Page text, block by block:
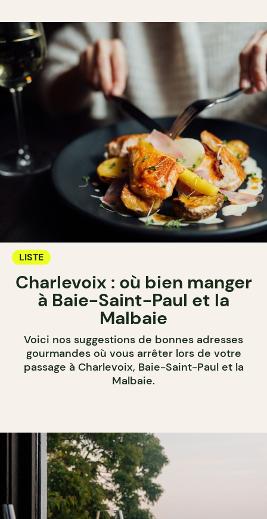
LISTE
Charlevoix : où bien manger
à Baie-Saint-Paul et la
Malbaie
Voici nos suggestions de bonnes adresses
gourmandes où vous arrêter lors de votre
passage à Charlevoix, Baie-Saint-Paul et la
Malbaie.